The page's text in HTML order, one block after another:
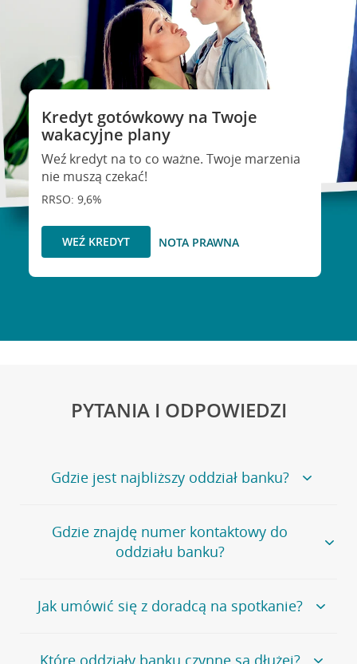
Kredyt gotówkowy na Twoje
wakacyjne plany
Weź kredyt na to co ważne. Twoje marzenia
nie muszą czekać!
RRSO: 9,6%
WEŹ KREDYT NOTA PRAWNA
PYTANIA I ODPOWIEDZI
Gdzie jest najbliższy oddział banku?
Jeśli szukasz oddziału naszego banku, zapraszamy na
stronęPlacówki i bankomaty, na której znajduje się
wygodna wyszukiwarka.
oddziałów
Gdzie znajdę numer kontaktowy do
oddziału banku?
Bank Credit Agricole nie udostępnia ogólnego numeru
telefonu do placówki bankowej.
umówienia się z doradcą w placówce bankowej .
Jak umówić się z doradcą na spotkanie?
Jeśli jesteś już naszym
Które oddziały banku czynne są dłużej?